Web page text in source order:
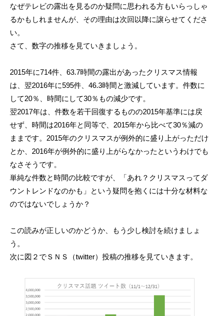
なぜテレビの露出を見るのか疑問に思われる方もいらっしゃ
るかもしれませんが、その理由は次回以降に譲らせてくださ
い。
さて、数字の推移を見ていきましょう。
2015年に714件、63.7時間の露出があったクリスマス情報
は、翌2016年に595件、46.3時間と激減しています。件数に
して20％、時間にして30％もの減少です。
翌2017年は、件数を若干回復するものの2015年基準には戻
せず、時間は2016年と同等で、2015年から比べて30％減の
ままです。2015年のクリスマスが例外的に盛り上がっただけ
とか、2016年が例外的に盛り上がらなかったというわけでも
なさそうです。
単純な件数と時間の比較ですが、「あれ？クリスマスってダ
ウントレンドなのかも」という疑問を抱くには十分な材料な
のではないでしょうか？
この読みが正しいのかどうか、もう少し検討を続けましょ
う。
次に図２でＳＮＳ（twitter）投稿の推移を見ていきます。